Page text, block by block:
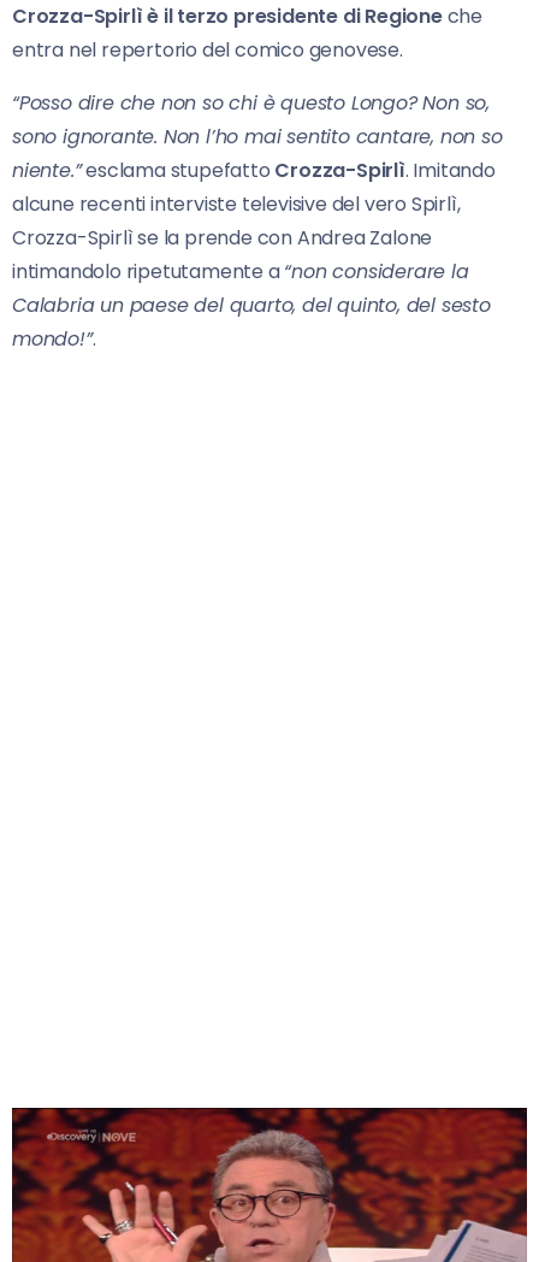
Crozza-Spirlì è il terzo presidente di Regioneche
entra nel repertorio del comico genovese.
“Posso dire che non so chi è questo Longo? Non so,
sono ignorante. Non l’ho mai sentito cantare, non so
niente.”esclama stupefatto Crozza-Spirlì. Imitando
alcune recenti interviste televisive del vero Spirlì,
Crozza-Spirlì se la prende con Andrea Zalone
intimandolo ripetutamente a“non considerare la
Calabria un paese del quarto, del quinto, del sesto
mondo!”.